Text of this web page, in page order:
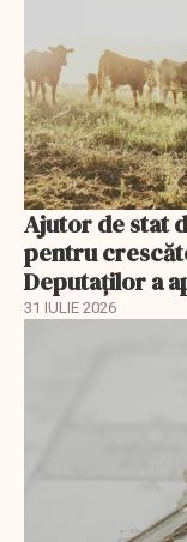
Ajutor de stat
pentru
Deputaților a
31 IULIE 2026